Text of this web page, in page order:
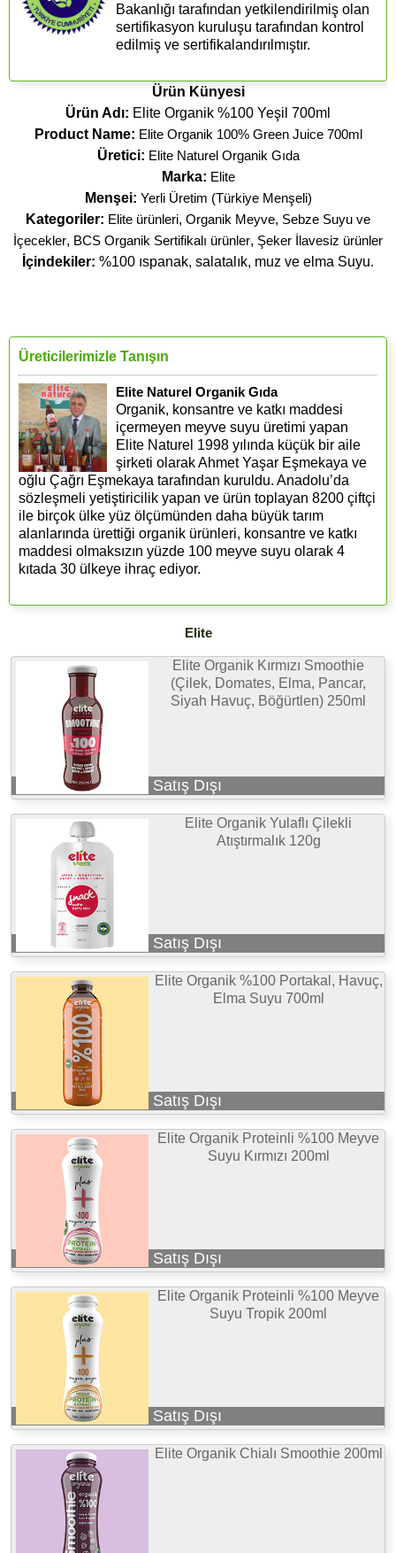
Bakanlığı tarafından yetkilendirilmiş olan
sertifikasyon kuruluşu tarafından kontrol
edilmiş ve sertifikalandırılmıştır.
Ürün Künyesi
Ürün Adı: Elite Organik %100 Yeşil 700ml
Product Name: Elite Organik 100% Green Juice 700ml
Üretici: Elite Naturel Organik Gıda
Marka: Elite
Menşei: Yerli Üretim (Türkiye Menşeli)
Kategoriler: Elite ürünleri, Organik Meyve, Sebze Suyu ve
İçecekler, BCS Organik Sertifikalı ürünler, Şeker İlavesiz ürünler
İçindekiler: %100 ıspanak, salatalık, muz ve elma Suyu.
Üreticilerimizle Tanışın
Elite Naturel Organik Gıda
Organik, konsantre ve katkı maddesi
içermeyen meyve suyu üretimi yapan
Elite Naturel 1998 yılında küçük bir aile
şirketi olarak Ahmet Yaşar Eşmekaya ve
oğlu Çağrı Eşmekaya tarafından kuruldu. Anadolu’da
sözleşmeli yetiştiricilik yapan ve ürün toplayan 8200 çiftçi
ile birçok ülke yüz ölçümünden daha büyük tarım
alanlarında ürettiği organik ürünleri, konsantre ve katkı
maddesi olmaksızın yüzde 100 meyve suyu olarak 4
kıtada 30 ülkeye ihraç ediyor.
Elite
Elite Organik Kırmızı Smoothie
(Çilek, Domates, Elma, Pancar,
Siyah Havuç, Böğürtlen) 250ml
Satış Dışı
Elite Organik Yulaflı Çilekli
Atıştırmalık 120g
Satış Dışı
Elite Organik %100 Portakal, Havuç,
Elma Suyu 700ml
Satış Dışı
Elite Organik Proteinli %100 Meyve
Suyu Kırmızı 200ml
Satış Dışı
Elite Organik Proteinli %100 Meyve
Suyu Tropik 200ml
Satış Dışı
Elite Organik Chialı Smoothie 200ml